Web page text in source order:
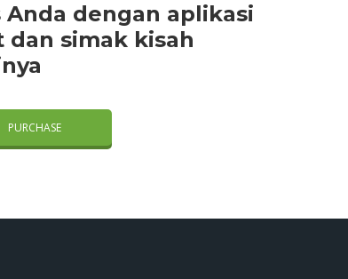
dengan aplikasi
simak kisah
PURCHASE